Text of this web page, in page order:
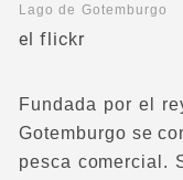
Lago de
el flickr
Fundada por el
Gotemburgo se
pesca comercial.